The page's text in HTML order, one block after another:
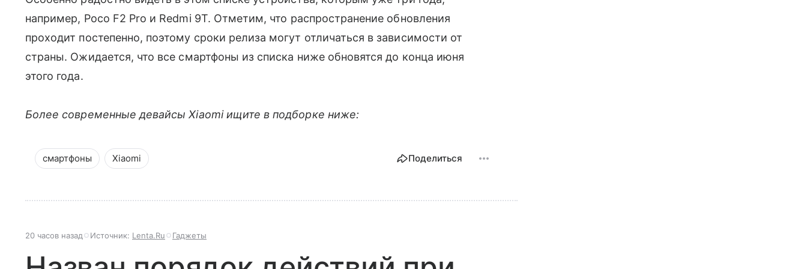
например, Poco F2 Pro и Redmi 9T. Отметим, что распространение обновления
проходит постепенно, поэтому сроки релиза могут отличаться в зависимости от
страны. Ожидается, что все смартфоны из списка ниже обновятся до конца июня
этого года.
Более современные девайсы Xiaomi ищите в подборке ниже:
смартфоны Xiaomi Поделиться
20 часов назад Источник: Lenta.Ru Гаджеты